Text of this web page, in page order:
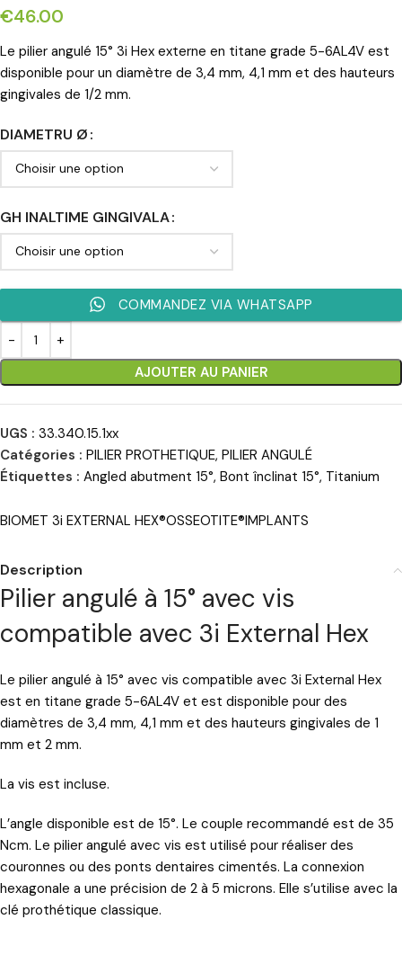
€46.00
Le pilier angulé 15° 3i Hex externe en titane grade 5-6AL4V est
disponible pour un diamètre de 3,4 mm, 4,1 mm et des hauteurs
gingivales de 1/2 mm.
DIAMETRU Ø
GH INALTIME GINGIVALA
AJOUTER AU PANIER
COMMANDEZ VIA WHATSAPP
UGS : 33.340.15.1xx
Catégories : PILIER PROTHETIQUE, PILIER ANGULÉ
Étiquettes : Angled abutment 15°, Bont înclinat 15°, Titanium
BIOMET 3i EXTERNAL HEX®OSSEOTITE®IMPLANTS
Description
Pilier angulé à 15° avec vis
compatible avec 3i External Hex
Le pilier angulé à 15° avec vis compatible avec 3i External Hex
est en titane grade 5-6AL4V et est disponible pour des
diamètres de 3,4 mm, 4,1 mm et des hauteurs gingivales de 1
mm et 2 mm.
La vis est incluse.
L’angle disponible est de 15°. Le couple recommandé est de 35
Ncm. Le pilier angulé avec vis est utilisé pour réaliser des
couronnes ou des ponts dentaires cimentés. La connexion
hexagonale a une précision de 2 à 5 microns. Elle s’utilise avec la
clé prothétique classique.